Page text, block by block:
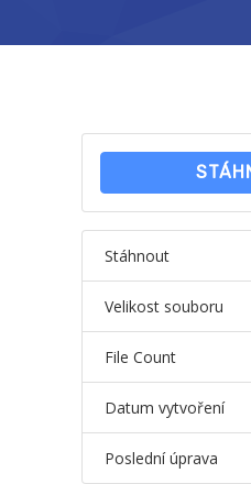
-- Školní vzdělávací
-- Fotogalerie ZŠ
-- Uspořádání dne
-- Učitelé MŠ
-- Organizace
-- Zápis dětí do MŠ
Stáhnout
Velikost souboru
File Count
Datum vytvoření
Poslední úprava